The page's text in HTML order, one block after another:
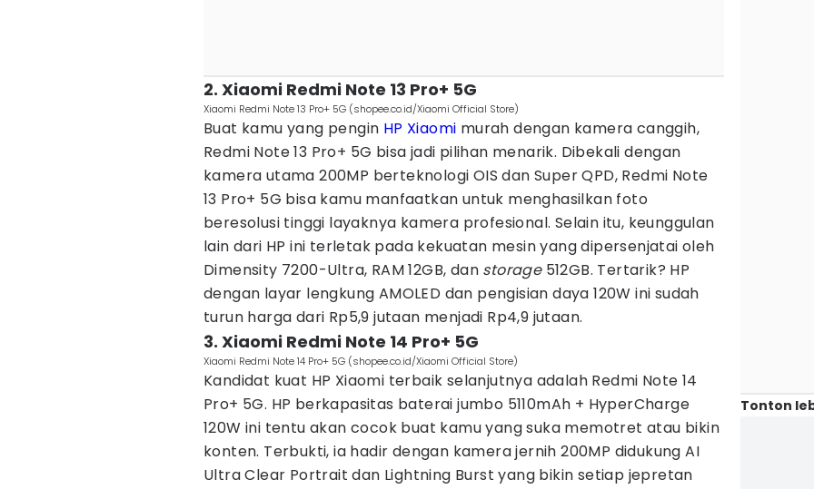
2. Xiaomi Redmi Note 13 Pro+ 5G
Xiaomi Redmi Note 13 Pro+ 5G (shopee.co.id/Xiaomi Official Store)
Buat kamu yang pengin HP Xiaomi murah dengan kamera canggih,
Redmi Note 13 Pro+ 5G bisa jadi pilihan menarik. Dibekali dengan
kamera utama 200MP berteknologi OIS dan Super QPD, Redmi Note
13 Pro+ 5G bisa kamu manfaatkan untuk menghasilkan foto
beresolusi tinggi layaknya kamera profesional. Selain itu, keunggulan
lain dari HP ini terletak pada kekuatan mesin yang dipersenjatai oleh
Dimensity 7200-Ultra, RAM 12GB, dan storage 512GB. Tertarik? HP
dengan layar lengkung AMOLED dan pengisian daya 120W ini sudah
turun harga dari Rp5,9 jutaan menjadi Rp4,9 jutaan.
3. Xiaomi Redmi Note 14 Pro+ 5G
Xiaomi Redmi Note 14 Pro+ 5G (shopee.co.id/Xiaomi Official Store)
Kandidat kuat HP Xiaomi terbaik selanjutnya adalah Redmi Note 14
Pro+ 5G. HP berkapasitas baterai jumbo 5110mAh + HyperCharge
120W ini tentu akan cocok buat kamu yang suka memotret atau bikin
konten. Terbukti, ia hadir dengan kamera jernih 200MP didukung AI
Ultra Clear Portrait dan Lightning Burst yang bikin setiap jepretan
Tonton